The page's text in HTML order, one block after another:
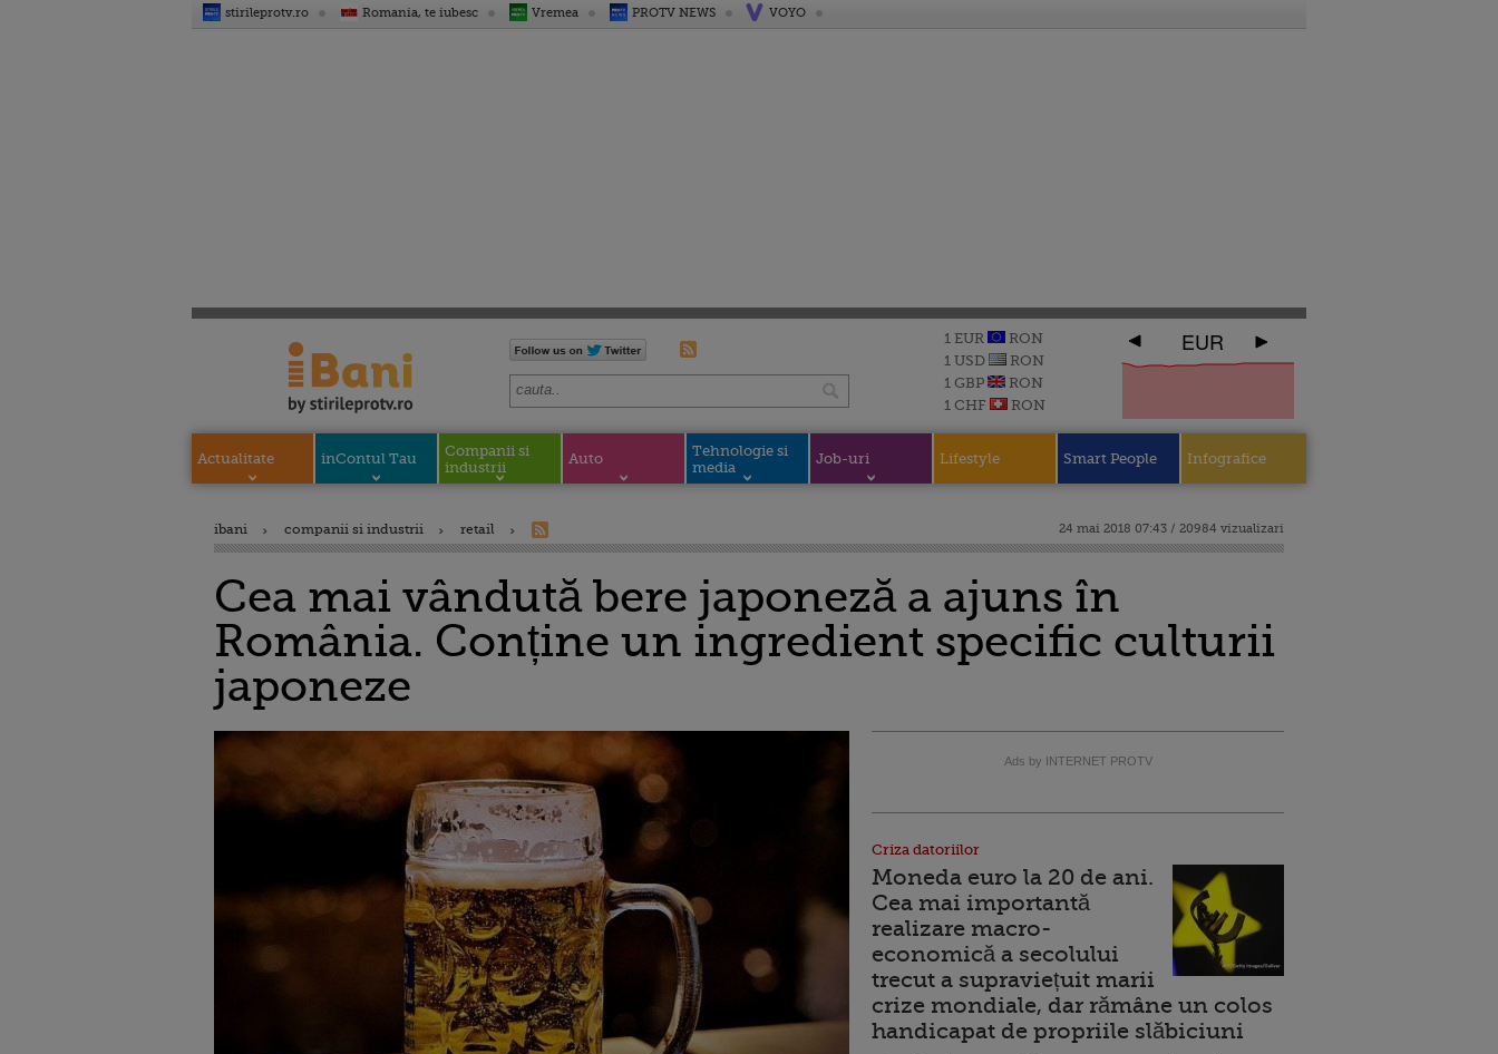
stirileprotv.ro Romania, te iubesc Vremea PROTV NEWS VOYO
1 EUR
RON
1 USD
RON
1 GBP
RON
1 CHF
RON
EUR
Actualitate inContul Tau
Companii si
industrii
Auto
Tehnologie si
media
Job-uri Lifestyle Smart People Infografice
ibani companii si industrii retail 24 mai 2018 07:43 / 20984 vizualizari
Cea mai vândută bere japoneză a ajuns în
România. Conține un ingredient specific culturii
japoneze
Ads by INTERNET PROTV
Criza datoriilor
Moneda euro la 20 de ani.
Cea mai importantă
realizare macro-
economică a secolului
trecut a supraviețuit marii
crize mondiale, dar rămâne un colos
handicapat de propriile slăbiciuni